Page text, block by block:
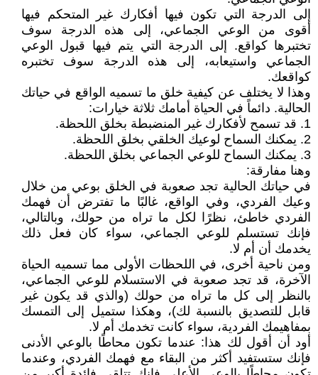
إلى الدرجة التي تكون فيها أفكارك غير المتحكم فيها
أقوى من الوعي الجماعي، إلى هذه الدرجة سوف
تختبرها كواقع. إلى الدرجة التي يتم فيها قبول الوعي
الجماعي واستيعابه، إلى هذه الدرجة سوف تختبره
كواقعك.
وهذا لا يختلف عن كيفية خلق ما تسميه الواقع في حياتك
الحالية. دائماً في الحياة أمامك ثلاثة خيارات:
1. قد تسمح لأفكارك غير المنضبطة بخلق اللحظة.
2. يمكنك السماح لوعيك الخلقي بخلق اللحظة.
3. يمكنك السماح للوعي الجماعي بخلق اللحظة.
وهنا مفارقة:
في حياتك الحالية تجد صعوبة في الخلق بوعي من خلال
وعيك الفردي، وفي الواقع، غالبًا ما تفترض أن فهمك
الفردي خاطئ، نظرًا لكل ما تراه من حولك، وبالتالي،
فإنك تستسلم للوعي الجماعي، سواء كان فعل ذلك
يخدمك أن أم لا.
ومن ناحية أخرى، في اللحظات الأولى مما تسميه الحياة
الآخرة، قد تجد صعوبة في الاستسلام للوعي الجماعي،
بالنظر إلى كل ما تراه من حولك (والذي قد يكون غير
قابل للتصديق بالنسبة لك)، وهكذا ستميل إلى التمسك
بمفاهيمك الفردية، سواء كانت تخدمك أم لا.
أود أن أقول لك هذا: عندما تكون محاطًا بالوعي الأدنى
فإنك ستستفيد أكثر من البقاء مع فهمك الفردي، وعندما